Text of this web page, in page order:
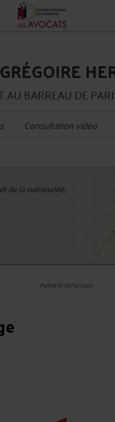
AU BARREAU DE
Consultation vidéo
de la nationalité,
Publié le 18/11/2022